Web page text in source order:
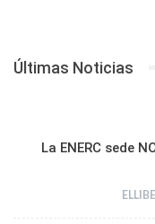
Últimas Noticias
La ENERC sede